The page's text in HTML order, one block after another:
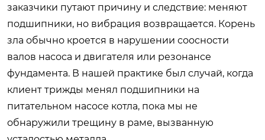
заказчики путают причину и следствие: меняют
подшипники, но вибрация возвращается. Корень
зла обычно кроется в нарушении соосности
валов насоса и двигателя или резонансе
фундамента. В нашей практике был случай, когда
клиент трижды менял подшипники на
питательном насосе котла, пока мы не
обнаружили трещину в раме, вызванную